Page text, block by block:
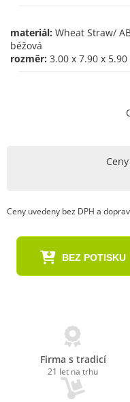
materiál: Wheat Straw/
béžová
rozměr: 3.00 x 7.90 x 5.90
Ceny uvedeny bez DPH a
BEZ POTISKU
Firma s tradicí
21 let na trhu